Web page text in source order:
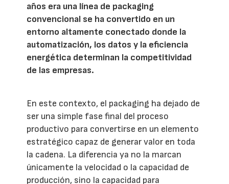
años era una línea de packaging
convencional se ha convertido en un
entorno altamente conectado donde la
automatización, los datos y la eficiencia
energética determinan la competitividad
de las empresas.
En este contexto, el packaging ha dejado de
ser una simple fase final del proceso
productivo para convertirse en un elemento
estratégico capaz de generar valor en toda
la cadena. La diferencia ya no la marcan
únicamente la velocidad o la capacidad de
producción, sino la capacidad para